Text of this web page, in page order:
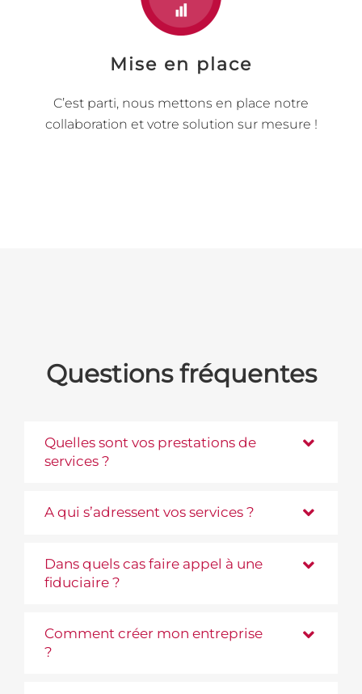
Mise en place
C’est parti, nous mettons en place notre
collaboration et votre solution sur mesure !
Questions fréquentes
Quelles sont vos prestations de
services ?
A qui s’adressent vos services ?
Dans quels cas faire appel à une
fiduciaire ?
Comment créer mon entreprise
?